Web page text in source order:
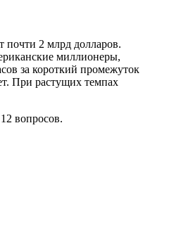
почти 2 млрд долларов.
миллионеры,
за короткий промежуток
При растущих темпах
вопросов.